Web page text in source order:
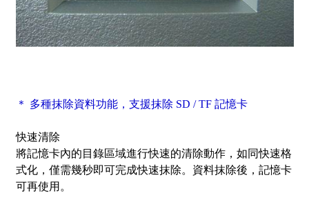
＊ 多種抹除資料功能，支援抹除 SD / TF 記憶卡
快速清除
將記憶卡內的目錄區域進行快速的清除動作，如同快速格
式化，僅需幾秒即可完成快速抹除。資料抹除後，記憶卡
可再使用。